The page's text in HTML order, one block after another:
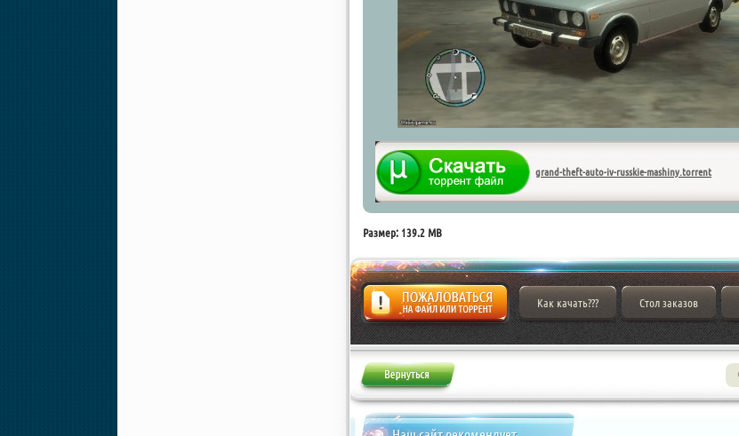
grand-theft-auto-iv-russkie-mashiny.torrent
Размер: 139.2 MB
Жалоба
Как качать??? Стол заказов